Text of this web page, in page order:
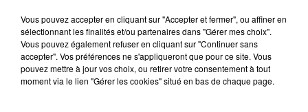
Au Guatemala, le volcan de
Fuego entre en éruption
Vous pouvez accepter en cliquant sur "Accepter et fermer", ou affiner en
sélectionnant les finalités et/ou partenaires dans "Gérer mes choix".
Vous pouvez également refuser en cliquant sur "Continuer sans
accepter". Vos préférences ne s'appliqueront que pour ce site. Vous
pouvez mettre à jour vos choix, ou retirer votre consentement à tout
moment via le lien "Gérer les cookies" situé en bas de chaque page.